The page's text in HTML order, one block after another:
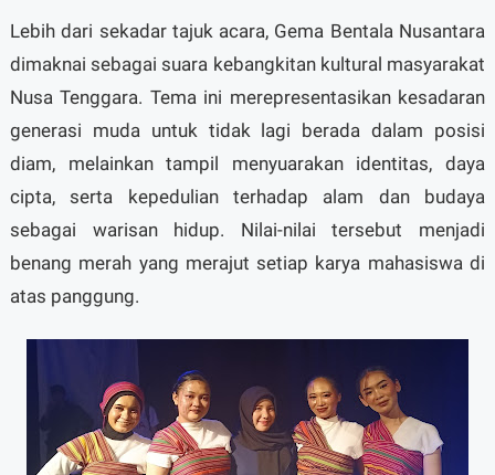
Lebih dari sekadar tajuk acara, Gema Bentala Nusantara
dimaknai sebagai suara kebangkitan kultural masyarakat
Nusa Tenggara. Tema ini merepresentasikan kesadaran
generasi muda untuk tidak lagi berada dalam posisi
diam, melainkan tampil menyuarakan identitas, daya
cipta, serta kepedulian terhadap alam dan budaya
sebagai warisan hidup. Nilai-nilai tersebut menjadi
benang merah yang merajut setiap karya mahasiswa di
atas panggung.